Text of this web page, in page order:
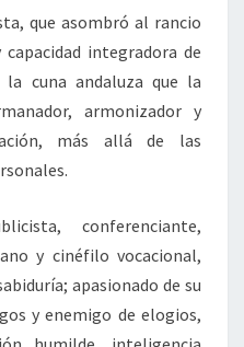
que asombró al rancio
integradora de
la cuna andaluza que la
armonizador y
más allá de las
conferenciante,
y cinéfilo vocacional,
apasionado de su
y enemigo de elogios,